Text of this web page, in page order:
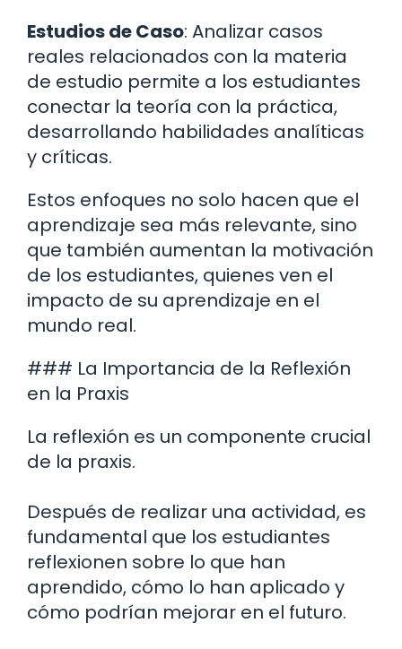
Estudios de Caso: Analizar casos
reales relacionados con la materia
de estudio permite a los estudiantes
conectar la teoría con la práctica,
desarrollando habilidades analíticas
y críticas.
Estos enfoques no solo hacen que el
aprendizaje sea más relevante, sino
que también aumentan la motivación
de los estudiantes, quienes ven el
impacto de su aprendizaje en el
mundo real.
### La Importancia de la Reflexión
en la Praxis
La reflexión es un componente crucial
de la praxis.
Después de realizar una actividad, es
fundamental que los estudiantes
reflexionen sobre lo que han
aprendido, cómo lo han aplicado y
cómo podrían mejorar en el futuro.